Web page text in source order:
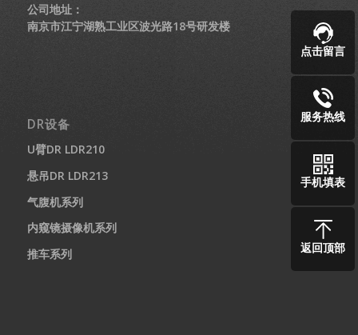
公司地址：
南京市江宁湖熟工业区波光路18号研发楼
DR设备
U臂DR LDR210
悬吊DR LDR213
气腹机系列
内窥镜摄像机系列
推车系列
点击留言
服务热线
手机填表
返回顶部